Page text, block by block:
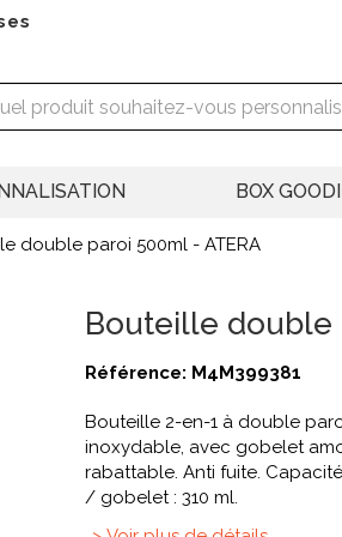
BOX
double paroi 500ml - ATERA
Bouteille double
Référence: M4M399381
Bouteille 2-en-1 à double
inoxydable, avec gobelet
rabattable. Anti fuite.
/ gobelet : 310 ml.